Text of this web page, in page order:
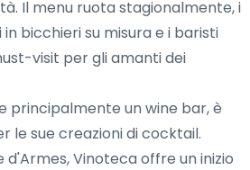
Il menu ruota stagionalmente, i
bicchieri su misura e i baristi
visit per gli amanti dei
principalmente un wine bar, è
le sue creazioni di cocktail.
d'Armes, Vinoteca offre un inizio